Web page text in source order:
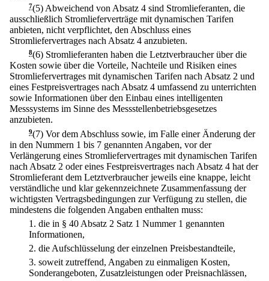
7(5) Abweichend von Absatz 4 sind Stromlieferanten, die
ausschließlich Stromlieferverträge mit dynamischen Tarifen
anbieten, nicht verpflichtet, den Abschluss eines
Stromliefervertrages nach Absatz 4 anzubieten.
8(6) Stromlieferanten haben die Letztverbraucher über die
Kosten sowie über die Vorteile, Nachteile und Risiken eines
Stromliefervertrages mit dynamischen Tarifen nach Absatz 2 und
eines Festpreisvertrages nach Absatz 4 umfassend zu unterrichten
sowie Informationen über den Einbau eines intelligenten
Messsystems im Sinne des Messstellenbetriebsgesetzes
anzubieten.
9(7) Vor dem Abschluss sowie, im Falle einer Änderung der
in den Nummern 1 bis 7 genannten Angaben, vor der
Verlängerung eines Stromliefervertrages mit dynamischen Tarifen
nach Absatz 2 oder eines Festpreisvertrages nach Absatz 4 hat der
Stromlieferant dem Letztverbraucher jeweils eine knappe, leicht
verständliche und klar gekennzeichnete Zusammenfassung der
wichtigsten Vertragsbedingungen zur Verfügung zu stellen, die
mindestens die folgenden Angaben enthalten muss:
1. die in § 40 Absatz 2 Satz 1 Nummer 1 genannten
Informationen,
2. die Aufschlüsselung der einzelnen Preisbestandteile,
3. soweit zutreffend, Angaben zu einmaligen Kosten,
Sonderangeboten, Zusatzleistungen oder Preisnachlässen,